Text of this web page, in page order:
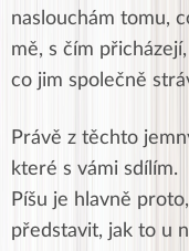
naslouchám tomu,
mě, s čím
co jim společně
Právě z těchto
které s vámi sdílím.
Píšu je hlavně
představit, jak to u